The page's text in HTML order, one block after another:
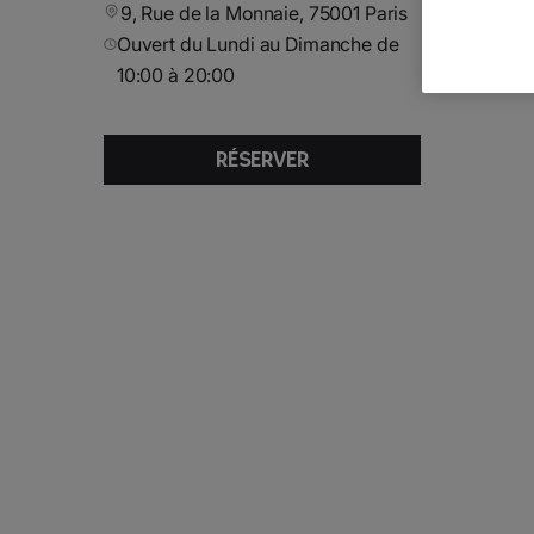
9, Rue de la Monnaie, 75001 Paris
Ouvert du Lundi au Dimanche de
10:00 à 20:00
RÉSERVER